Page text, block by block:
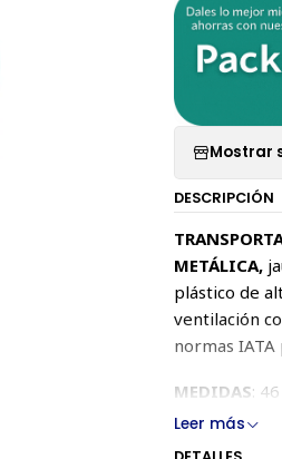
Mostrar
DESCRIPCIÓN
METÁLICA,
plástico de
ventilación
normas IATA
MEDIDAS:
Leer más